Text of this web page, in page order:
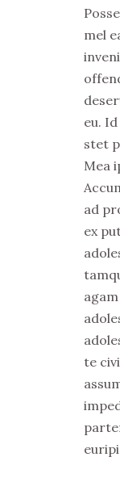
mel
eu.
stet
Mea
ad
ex
te